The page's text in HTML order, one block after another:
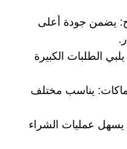
يضمن جودة أعلى
الطلبات الكبيرة
يناسب مختلف
عمليات الشراء